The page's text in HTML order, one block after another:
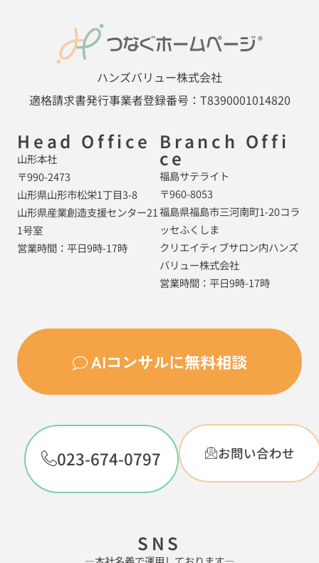
ハンズバリュー株式会社
適格請求書発行事業者登録番号：T8390001014820
Head Office
山形本社
〒990-2473
山形県山形市松栄1丁目3-8
山形県産業創造支援センター21
1号室
営業時間：平日9時-17時
Branch Offi
ce
福島サテライト
〒960-8053
福島県福島市三河南町1-20コラ
ッセふくしま
クリエイティブサロン内ハンズ
バリュー株式会社
営業時間：平日9時-17時
AIコンサルに無料相談
023-674-0797 お問い合わせ
SNS